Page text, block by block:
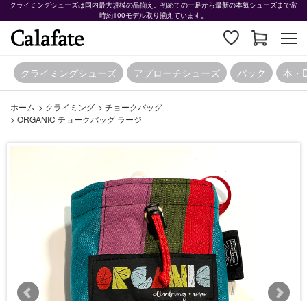
クライミングシューズは国内最大規模の品揃え。初めての一足から最新の本気シューズまで常
時約100モデル取り揃えています。
クライミングシューズ アプローチシューズ パック 本・
ホーム > クライミング > チョークバッグ
> ORGANIC チョークバッグ ラージ